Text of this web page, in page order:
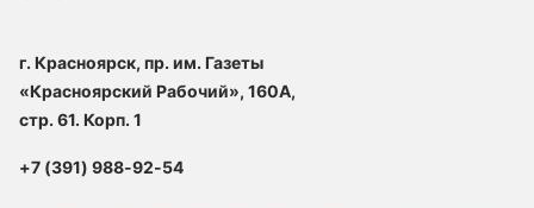
г. Красноярск, пр. им. Газеты
«Красноярский Рабочий», 160А,
стр. 61. Корп. 1
+7 (391) 988-92-54